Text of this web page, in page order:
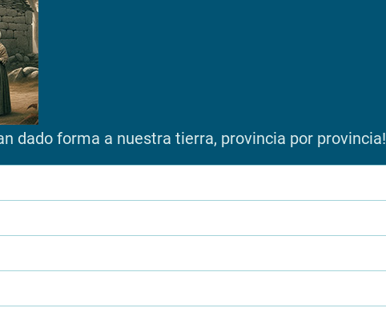
dado forma a nuestra tierra, provincia por provincia!